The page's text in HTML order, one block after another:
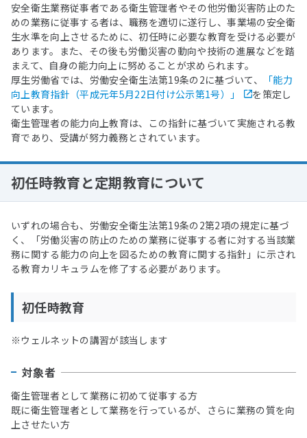
安全衛生業務従事者である衛生管理者やその他労働災害防止のた
めの業務に従事する者は、職務を適切に遂行し、事業場の安全衛
生水準を向上させるために、初任時に必要な教育を受ける必要が
あります。また、その後も労働災害の動向や技術の進展などを踏
まえて、自身の能力向上に努めることが求められます。
厚生労働省では、労働安全衛生法第19条の2に基づいて、
「能力
向上教育指針（平成元年5月22日付け公示第1号）」
を策定し
ています。
衛生管理者の能力向上教育は、この指針に基づいて実施される教
育であり、受講が努力義務とされています。
初任時教育と定期教育について
いずれの場合も、労働安全衛生法第19条の2第2項の規定に基づ
く、「労働災害の防止のための業務に従事する者に対する当該業
務に関する能力の向上を図るための教育に関する指針」に示され
る教育カリキュラムを修了する必要があります。
初任時教育
※ウェルネットの講習が該当します
対象者
衛生管理者として業務に初めて従事する方
既に衛生管理者として業務を行っているが、さらに業務の質を向
上させたい方